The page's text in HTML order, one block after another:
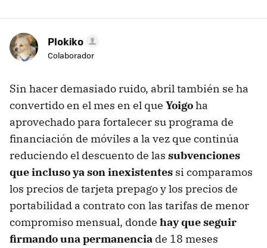
Plokiko
Colaborador
Sin hacer demasiado ruido, abril también se ha
convertido en el mes en el que Yoigoha
aprovechado para fortalecer su programa de
financiación de móviles a la vez que continúa
reduciendo el descuento de las subvenciones
que incluso ya son inexistentes si comparamos
los precios de tarjeta prepago y los precios de
portabilidad a contrato con las tarifas de menor
compromiso mensual, donde hay que seguir
firmando una permanencia de 18 meses